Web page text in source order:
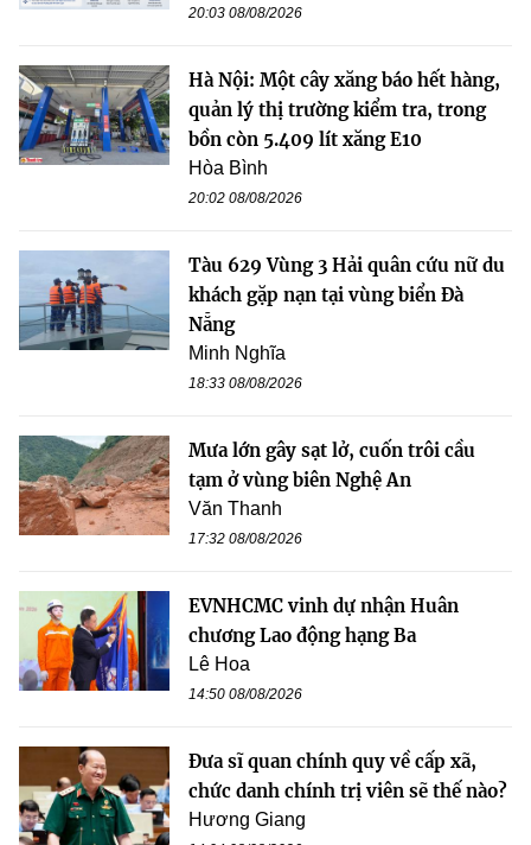
20:03 08/08/2026
Hà Nội: Một cây xăng báo hết hàng,
quản lý thị trường kiểm tra, trong
bồn còn 5.409 lít xăng E10
Hòa Bình
20:02 08/08/2026
Tàu 629 Vùng 3 Hải quân cứu nữ du
khách gặp nạn tại vùng biển Đà
Nẵng
Minh Nghĩa
18:33 08/08/2026
Mưa lớn gây sạt lở, cuốn trôi cầu
tạm ở vùng biên Nghệ An
Văn Thanh
17:32 08/08/2026
EVNHCMC vinh dự nhận Huân
chương Lao động hạng Ba
Lê Hoa
14:50 08/08/2026
Đưa sĩ quan chính quy về cấp xã,
chức danh chính trị viên sẽ thế nào?
Hương Giang